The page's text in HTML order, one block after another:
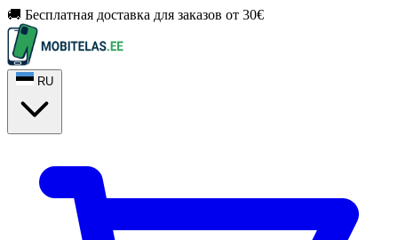
🚚 Бесплатная доставка для заказов от 30€
RU